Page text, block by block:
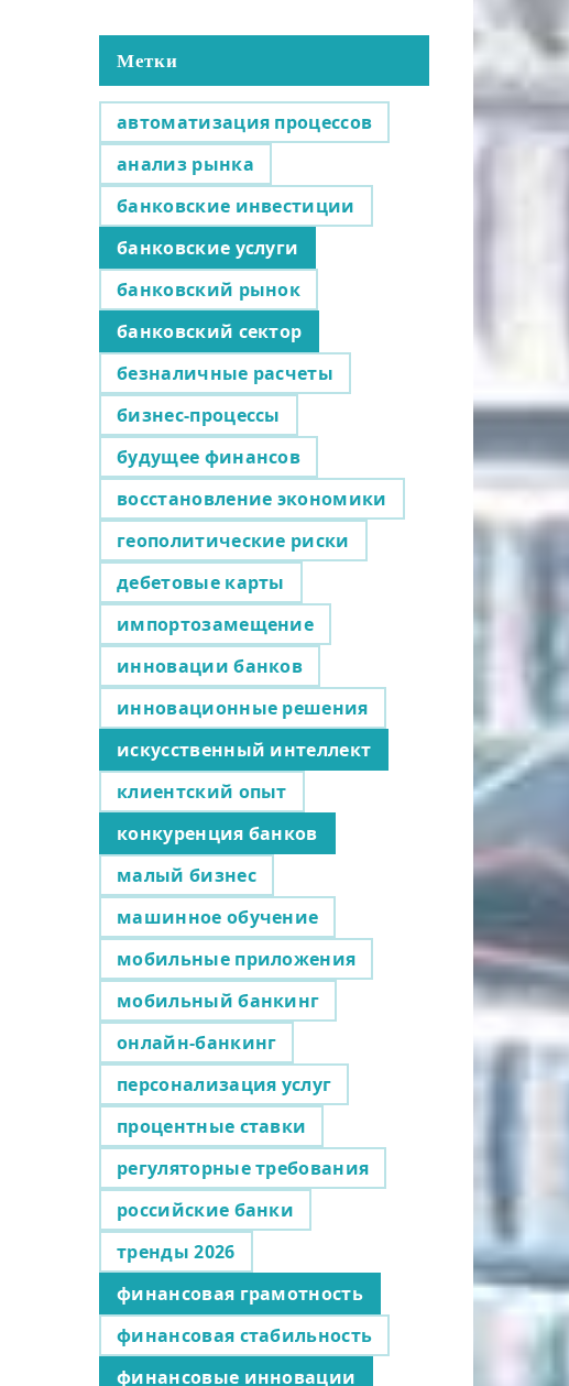
Метки
автоматизация процессов
анализ рынка
банковские инвестиции
банковские услуги
банковский рынок
банковский сектор
безналичные расчеты
бизнес-процессы
будущее финансов
восстановление экономики
геополитические риски
дебетовые карты
импортозамещение
инновации банков
инновационные решения
искусственный интеллект
клиентский опыт
конкуренция банков
малый бизнес
машинное обучение
мобильные приложения
мобильный банкинг
онлайн-банкинг
персонализация услуг
процентные ставки
регуляторные требования
российские банки
тренды 2026
финансовая грамотность
финансовая стабильность
финансовые инновации